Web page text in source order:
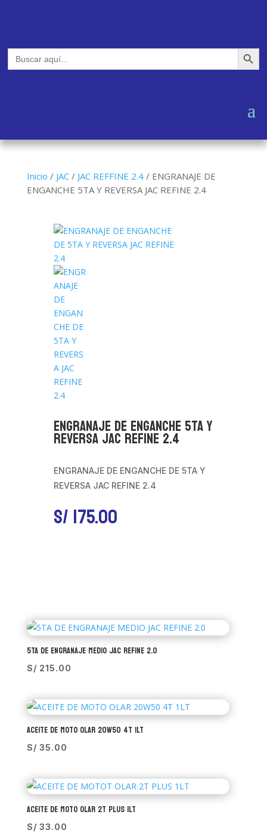
Buscar: Botón de
Inicio / JAC/ JAC REFFINE 2.4/ ENGRANAJE DE
ENGANCHE 5TA Y REVERSA JAC REFINE 2.4
ENGRANAJE DE ENGANCHE 5TA Y
REVERSA JAC REFINE 2.4
ENGRANAJE DE ENGANCHE DE 5TA Y
REVERSA JAC REFINE 2.4
S/175.00
5TA DE ENGRANAJE MEDIO JAC REFINE 2.0
S/ 215.00
ACEITE DE MOTO OLAR 20W50 4T 1LT
S/ 35.00
ACEITE DE MOTO OLAR 2T PLUS 1LT
S/ 33.00